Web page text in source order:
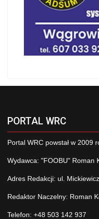
PORTAL WRC
Portal WRC powstał w 2009
Wydawca: "FOOBU" Roman
Adres Redakcji: ul.
Redaktor Naczelny: Roman
Telefon: +48 503 142 937